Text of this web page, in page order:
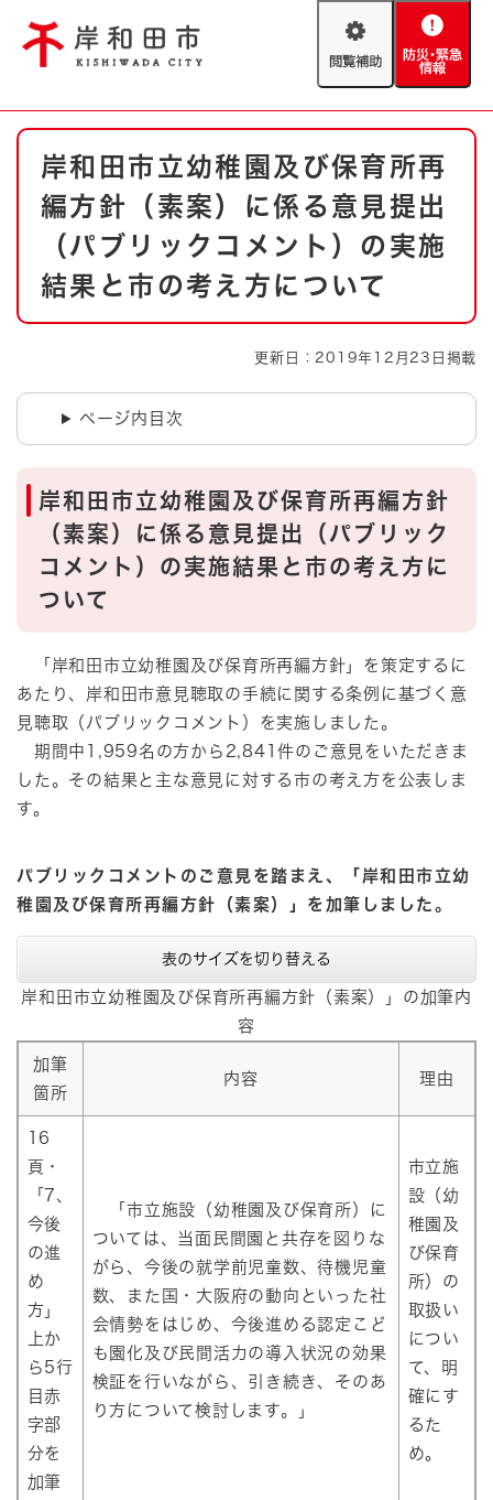
閲
助
防
緊
情
報
やさしい日本語
文字サイズ 拡大
背景色変更 白 黒 青
とじる
防災・緊急情報 救急・消防
ハザードマップ AED設置箇所
とじる
本
岸和田市立幼稚園及び保育所再
編方針（素案）に係る意見提出
（パブリックコメント）の実施
結果と市の考え方について
更新日：2019年12月23日掲載
ページ内目次
岸和田市立幼稚園及び保育所再編方針
（素案）に係る意見提出（パブリック
コメント）の実施結果と市の考え方に
ついて
「岸和田市立幼稚園及び保育所再編方針」を策定するに
あたり、岸和田市意見聴取の手続に関する条例に基づく意
見聴取（パブリックコメント）を実施しました。
期間中1,959名の方から2,841件のご意見をいただきま
した。その結果と主な意見に対する市の考え方を公表しま
す。
パブリックコメントのご意見を踏まえ、「岸和田市立幼
稚園及び保育所再編方針（素案）」を加筆しました。
表のサイズを切り替える
岸和田市立幼稚園及び保育所再編方針（素案）」の加筆内
容
加筆
箇所
内容 理由
16
頁・
「7、
今後
の進
め
方」
上か
ら5行
目赤
字部
分を
加筆
「市立施設（幼稚園及び保育所）に
ついては、当面民間園と共存を図りな
がら、今後の就学前児童数、待機児童
数、また国・大阪府の動向といった社
会情勢をはじめ、今後進める認定こど
も園化及び民間活力の導入状況の効果
検証を行いながら、引き続き、そのあ
り方について検討します。」
市立施
設（幼
稚園及
び保育
所）の
取扱い
につい
て、明
確にす
るた
め。